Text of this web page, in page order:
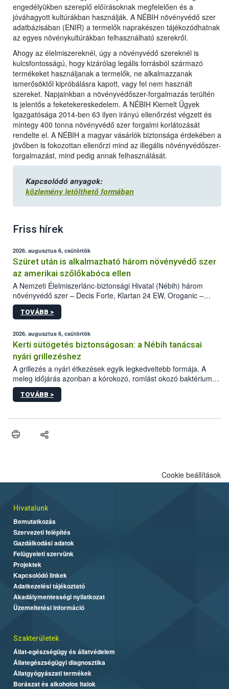
engedélyükben szereplő előírásoknak megfelelően és a
jóváhagyott kultúrákban használják. A NÉBIH növényvédő szer
adatbázisában (ENIR) a termelők naprakészen tájékozódhatnak
az egyes növénykultúrákban felhasználható szerekről.
Ahogy az élelmiszereknél, úgy a növényvédő szereknél is
kulcsfontosságú, hogy kizárólag legális forrásból származó
termékeket használjanak a termelők, ne alkalmazzanak
ismerősöktől kipróbálásra kapott, vagy fel nem használt
szereket. Napjainkban a növényvédőszer-forgalmazás terültén
is jelentős a feketekereskedelem. A NÉBIH Kiemelt Ügyek
Igazgatósága 2014-ben 63 ilyen irányú ellenőrzést végzett és
mintegy 400 tonna növényvédő szer forgalmi korlátozását
rendelte el. A NÉBIH a magyar vásárlók biztonsága érdekében a
jövőben is fokozottan ellenőrzi mind az illegális növényvédőszer-
forgalmazást, mind pedig annak felhasználását.
Kapcsolódó anyagok:
közlemény letölthető formában
Friss hírek
2026. augusztus 6, csütörtök
Szüret után is alkalmazható három növényvédő szer
az amerikai szőlőkabóca ellen
A Nemzeti Élelmiszerlánc-biztonsági Hivatal (Nébih) három
növényvédő szer – Decis Forte, Klartan 24 EW, Oroganic –
engedélyokiratát módosította, így azok a szüretet követően,
egészen a vesszőérettség (BBCH 91) stádiumáig
érésű szőlőkben is legyen lehetőség a károsító elleni további
védekezésre. Az Oroganic készítmény kis kiszerelésben kiskerti
felhasználók számára is elérhető és ökológiai termesztésben is
engedélyezett.
TOVÁBB >
2026. augusztus 6, csütörtök
Kerti sütögetés biztonságosan: a Nébih tanácsai
nyári grillezéshez
A grillezés a nyári étkezések egyik legkedveltebb formája. A
meleg időjárás azonban a kórokozó, romlást okozó baktériumok
gyorsabb szaporodásának is kedvez. A szabadtéri sütögetés
ezért nem csupán a megfelelő sütési technikáról szól: legalább
higiéniai szabályok betartása, a megfelelő hőkezelés, valamint a
biztonsági Hivatal (Nébih) Oktatási Programja összegyűjtötte a
TOVÁBB >
Cookie beállítások
Hivatalunk
Bemutatkozás
Szervezeti felépítés
Gazdálkodási adatok
Felügyeleti szervünk
Projektek
Kapcsolódó linkek
Adatkezelési tájékoztató
Akadálymentességi nyilatkozat
Üzemeltetési információ
Szakterületek
Állat-egészségügy és állatvédelem
Állategészségügyi diagnosztika
Állatgyógyászati termékek
Borászat és alkoholos italok